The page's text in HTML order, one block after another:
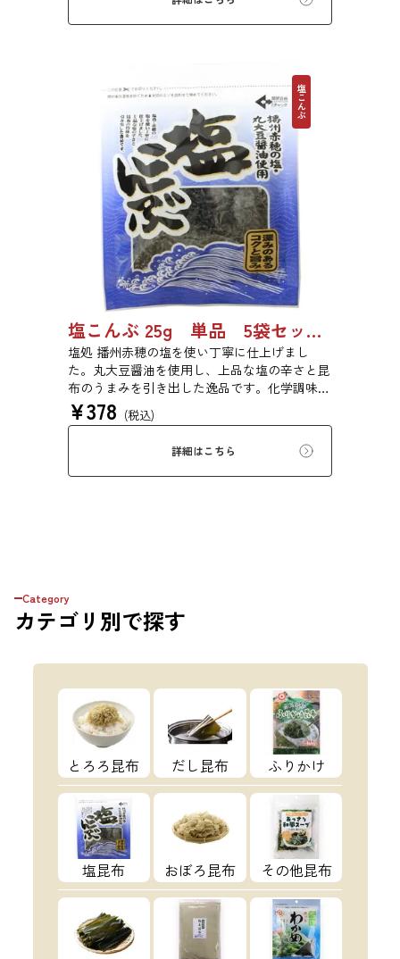
塩こんぶ
塩こんぶ 25g 単品 5袋セット 20袋セット 6995
塩処 播州赤穂の塩を使い丁寧に仕上げまし
た。丸大豆醤油を使用し、上品な塩の辛さと昆
布のうまみを引き出した逸品です。化学調味料
は不使用です。
¥378 (税込)
詳細はこちら
Category
カテゴリ 別で探す
とろろ昆布 だし昆布 ふりかけ
塩昆布 おぼろ昆布 その他昆布